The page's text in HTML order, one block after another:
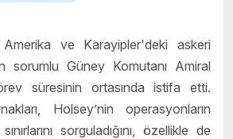
ve Karayipler'deki askeri
sorumlu Güney Komutanı Amiral
süresinin ortasında istifa etti.
Holsey’nin operasyonların
sorguladığını, özellikle de